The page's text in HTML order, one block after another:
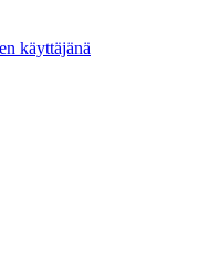
käyttäjänä